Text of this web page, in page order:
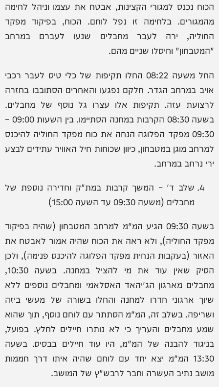
הכוח נכנס למגורי הקצינות, אבטח את עצמו וניהל לחימה
מהמגורים. בלחימה זו נפל לוחם. הכוח, בפיקוד מפקד
החוליה, ירה לעבר מחבלים שנעו לעברם במרחב
"המטבחון" וחיסלו שניים מהם.
החל משעה 08:22 החלו תקיפות של כלי טיס לעבר רכבי
אויב במרחב הגדר. חלקם נפגעו והאחרים הסתובבו בחזרה
לרצועת עזה. תקיפות אלו עצרו גל נוסף של מחבלים.
בשעה 08:30 הקרבות במחנה הסתיימו. בין השעות 09:00 –
09:30 מפקד הפלוגה הנחה את כוח מפקד החוליה להיכנס
למרחב מוגן במטבחון, כיוון שכוחות חיל האוויר עתידים לבצע
ירי נרחב במרחב.
שלב ד' – המשך קרבות במת"ק וחדירה נוספת של
מחבלים (משעה 09:30 עד השעה 15:00)
בשעה 09:30 הגיע המ"מ למרחב המטבחון (שהיה בפיקוד
מפקד החוליה), ולא ראה את הכוח שהיה אמור לאבטח את
האזור (בעקבות הנחית מפקד הפלוגה להיכנס פנימה), ולכן
הסיק שאין עוד את מי להציל במחנה. בשעה 10:30,
מחבלים מארגון הג'יהאד האסלאמי ומחבלים נוספים ללא
שיוך ארגוני חדרו למחנה והחלו בשורה של מעשי ביזה
ושריפה. בשלב זה, המ"מ הסתתר עם לוחם נוסף, תוך שהוא
שמע מחבלים והעריך כי לא נותרו חיילים לחלץ. בפועל,
בניגוד להבנה של המ"מ, היו עוד חיילים בבסיס. בשעה
13:30 המ"מ יצא יחד עם לוחם שהיה איתו דרך חממות
מושב נתיב העשרה וחבר לרבש"ץ של המושב.